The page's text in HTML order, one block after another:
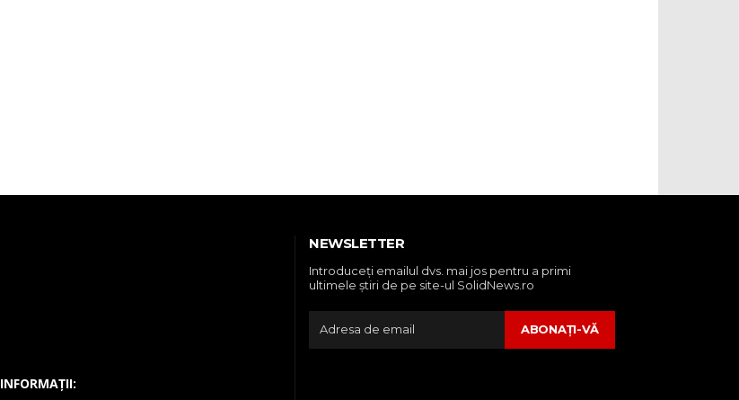
INFORMAȚII:
NEWSLETTER
Introduceţi emailul dvs. mai jos pentru a primi
ultimele ştiri de pe site-ul SolidNews.ro
ABONAŢI-VĂ